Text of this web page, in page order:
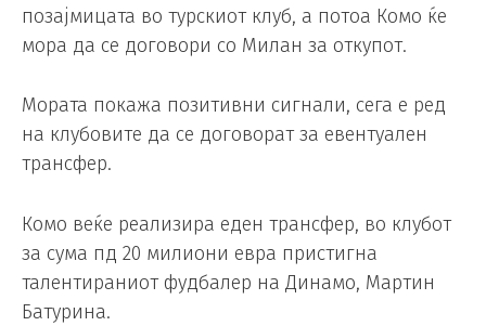
позајмицата во турскиот клуб, а потоа Комо ќе
мора да се договори со Милан за откупот.
Мората покажа позитивни сигнали, сега е ред
на клубовите да се договорат за евентуален
трансфер.
Комо веќе реализира еден трансфер, во клубот
за сума пд 20 милиони евра пристигна
талентираниот фудбалер на Динамо, Мартин
Батурина.